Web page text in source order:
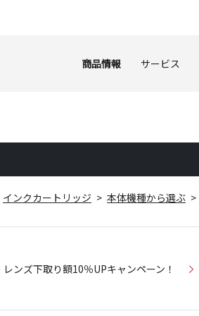
商品情報 サービス
インクカートリッジ 本体機種から選ぶ
レンズ下取り額10％UPキャンペーン！